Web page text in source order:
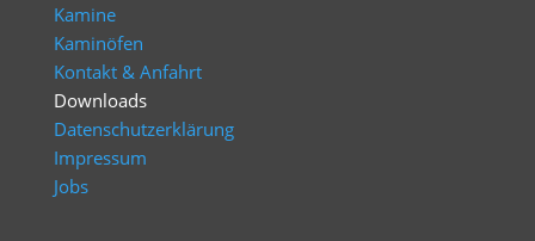
Kamine
Kaminöfen
Kontakt & Anfahrt
Downloads
Datenschutzerklärung
Impressum
Jobs